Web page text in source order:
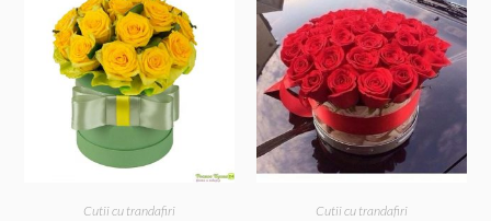
Cutii cu trandafiri Cutii cu trandafiri